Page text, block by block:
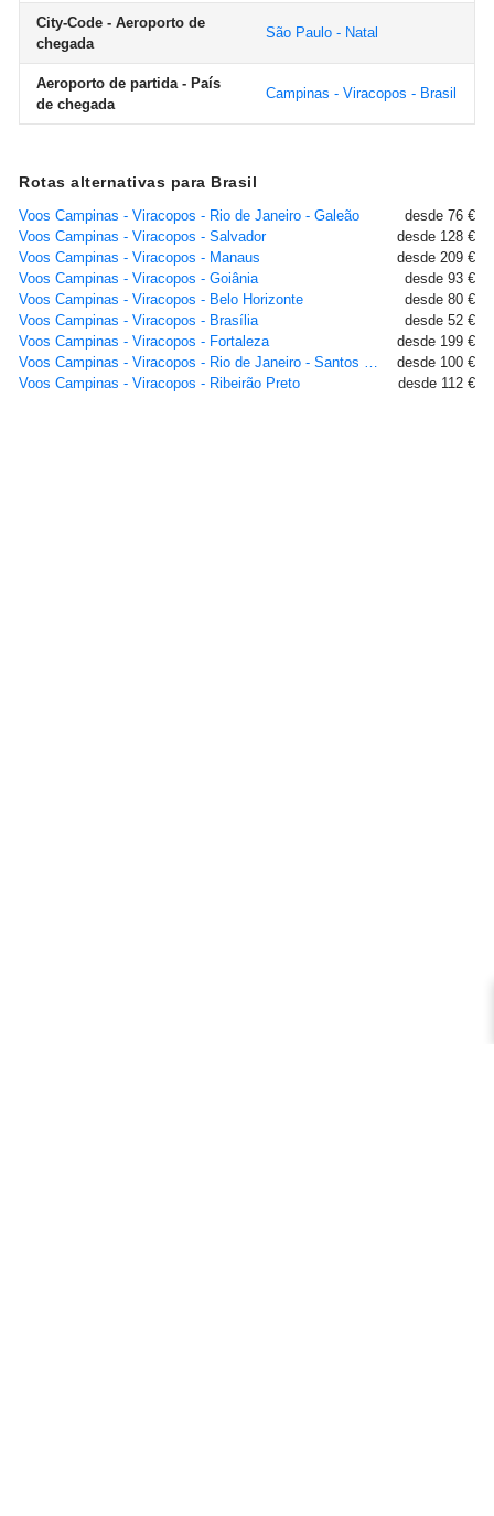
City-Code - Aeroporto de
chegada
São Paulo - Natal
Aeroporto de partida - País
de chegada
Campinas - Viracopos - Brasil
Rotas alternativas para Brasil
Voos Campinas - Viracopos - Rio de Janeiro - Galeão
desde 76 €
Voos Campinas - Viracopos - Salvador
desde 128 €
Voos Campinas - Viracopos - Manaus
desde 209 €
Voos Campinas - Viracopos - Goiânia
desde 93 €
Voos Campinas - Viracopos - Belo Horizonte
desde 80 €
Voos Campinas - Viracopos - Brasília
desde 52 €
Voos Campinas - Viracopos - Fortaleza
desde 199 €
Voos Campinas - Viracopos - Rio de Janeiro - Santos Dumont
desde 100 €
Voos Campinas - Viracopos - Ribeirão Preto
desde 112 €